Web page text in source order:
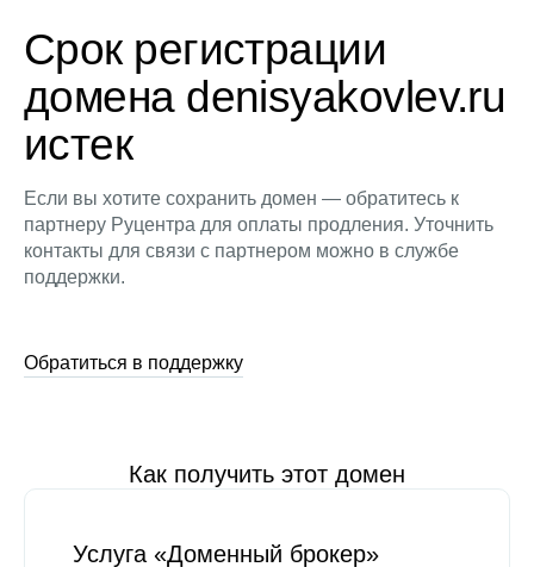
Срок регистрации
домена denisyakovlev.ru
истек
Если вы хотите сохранить домен — обратитесь к
партнеру Руцентра для оплаты продления. Уточнить
контакты для связи с партнером можно в службе
поддержки.
Обратиться в поддержку
Как получить этот домен
Услуга «Доменный брокер»